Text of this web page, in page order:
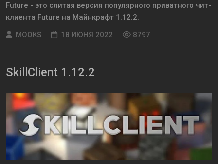
Future - это слитая версия популярного приватного чит-
клиента Future на Майнкрафт 1.12.2.
MOOKS
18 ИЮНЯ 2022 8797
SkillClient 1.12.2